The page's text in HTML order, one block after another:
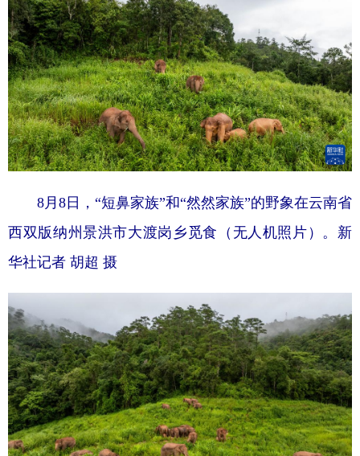
8月8日，“短鼻家族”和“然然家族”的野象在云南省
西双版纳州景洪市大渡岗乡觅食（无人机照片）。 新
华社记者 胡超 摄